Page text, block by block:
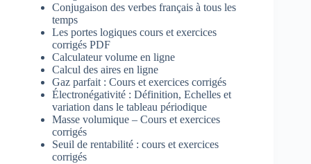
Conjugaison des verbes français à tous les
temps
Les portes logiques cours et exercices
corrigés PDF
Calculateur volume en ligne
Calcul des aires en ligne
Gaz parfait : Cours et exercices corrigés
Électronégativité : Définition, Echelles et
variation dans le tableau périodique
Masse volumique – Cours et exercices
corrigés
Seuil de rentabilité : cours et exercices
corrigés